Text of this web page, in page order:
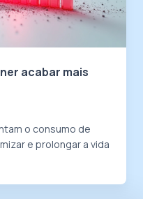
acabar mais
o consumo de
e prolongar a vida